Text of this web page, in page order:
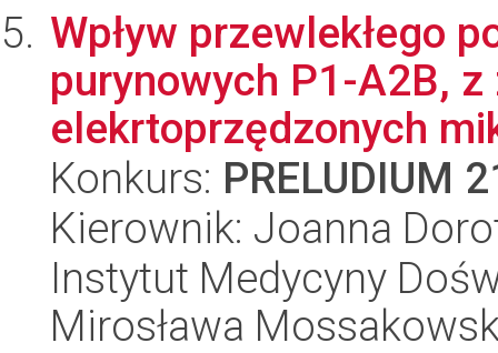
Wpływ przewlekłego
purynowych P1-A2B,
elekrtoprzędzonych
Konkurs: PRELUDIUM
Kierownik: Joanna
Instytut Medycyny
Mirosława